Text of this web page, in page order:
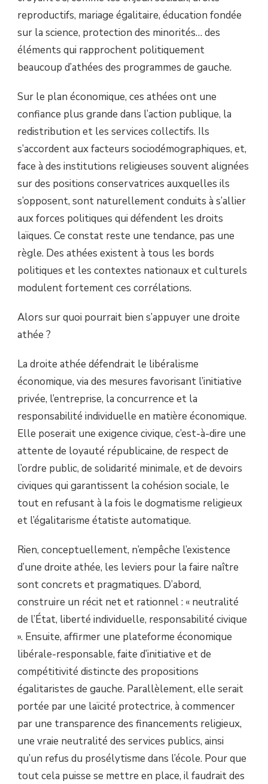
reproductifs, mariage égalitaire, éducation fondée
sur la science, protection des minorités… des
éléments qui rapprochent politiquement
beaucoup d’athées des programmes de gauche.
Sur le plan économique, ces athées ont une
confiance plus grande dans l’action publique, la
redistribution et les services collectifs. Ils
s’accordent aux facteurs sociodémographiques, et,
face à des institutions religieuses souvent alignées
sur des positions conservatrices auxquelles ils
s’opposent, sont naturellement conduits à s’allier
aux forces politiques qui défendent les droits
laïques. Ce constat reste une tendance, pas une
règle. Des athées existent à tous les bords
politiques et les contextes nationaux et culturels
modulent fortement ces corrélations.
Alors sur quoi pourrait bien s’appuyer une droite
athée ?
La droite athée défendrait le libéralisme
économique, via des mesures favorisant l’initiative
privée, l’entreprise, la concurrence et la
responsabilité individuelle en matière économique.
Elle poserait une exigence civique, c’est-à-dire une
attente de loyauté républicaine, de respect de
l’ordre public, de solidarité minimale, et de devoirs
civiques qui garantissent la cohésion sociale, le
tout en refusant à la fois le dogmatisme religieux
et l’égalitarisme étatiste automatique.
Rien, conceptuellement, n’empêche l’existence
d’une droite athée, les leviers pour la faire naître
sont concrets et pragmatiques. D’abord,
construire un récit net et rationnel : « neutralité
de l’État, liberté individuelle, responsabilité civique
». Ensuite, affirmer une plateforme économique
libérale-responsable, faite d’initiative et de
compétitivité distincte des propositions
égalitaristes de gauche. Parallèlement, elle serait
portée par une laïcité protectrice, à commencer
par une transparence des financements religieux,
une vraie neutralité des services publics, ainsi
qu’un refus du prosélytisme dans l’école. Pour que
tout cela puisse se mettre en place, il faudrait des